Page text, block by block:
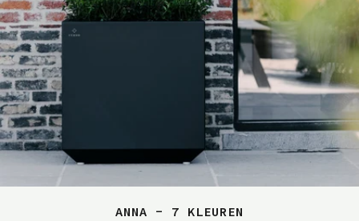
ANNA - 7 KLEUREN